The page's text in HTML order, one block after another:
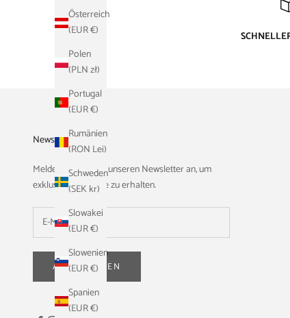
Österreich
(EUR €)
Polen
(PLN zł)
Portugal
(EUR €)
Rumänien
(RON Lei)
Schweden
(SEK kr)
Slowakei
(EUR €)
Slowenien
(EUR €)
Spanien
(EUR €)
Newsletter
Melden Sie sich für unseren Newsletter an, um
exklusive Angebote zu erhalten.
ABONNIEREN